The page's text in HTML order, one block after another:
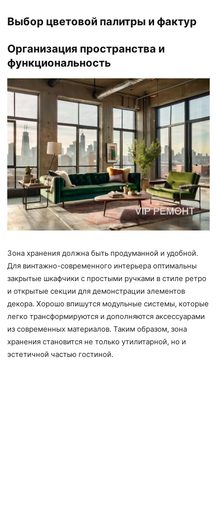
Выбор цветовой палитры и фактур
Организация пространства и
функциональность
Зона хранения должна быть продуманной и удобной.
Для винтажно-современного интерьера оптимальны
закрытые шкафчики с простыми ручками в стиле ретро
и открытые секции для демонстрации элементов
декора. Хорошо впишутся модульные системы, которые
легко трансформируются и дополняются аксессуарами
из современных материалов. Таким образом, зона
хранения становится не только утилитарной, но и
эстетичной частью гостиной.